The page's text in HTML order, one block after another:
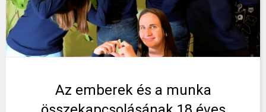
Az emberek és a munka